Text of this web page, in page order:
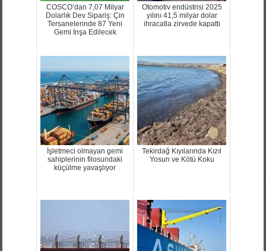
COSCO’dan 7,07 Milyar
Dolarlık Dev Sipariş: Çin
Tersanelerinde 87 Yeni
Gemi İnşa Edilecek
Otomotiv endüstrisi 2025
yılını 41,5 milyar dolar
ihracatla zirvede kapattı
İşletmeci olmayan gemi
sahiplerinin filosundaki
küçülme yavaşlıyor
Tekirdağ Kıyılarında Kızıl
Yosun ve Kötü Koku